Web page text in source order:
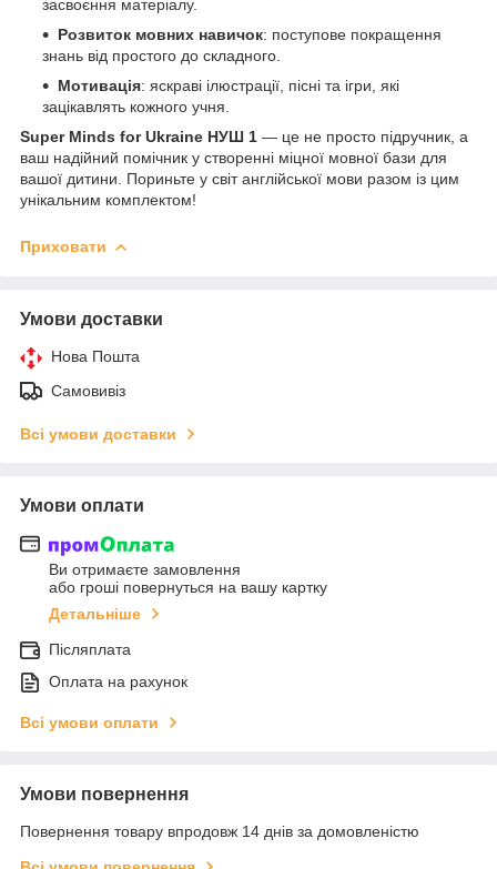
засвоєння матеріалу.
Розвиток мовних навичок: поступове покращення
знань від простого до складного.
Мотивація: яскраві ілюстрації, пісні та ігри, які
зацікавлять кожного учня.
Super Minds for Ukraine НУШ 1 — це не просто підручник, а
ваш надійний помічник у створенні міцної мовної бази для
вашої дитини. Пориньте у світ англійської мови разом із цим
унікальним комплектом!
Приховати
Умови доставки
Нова Пошта
Самовивіз
Всі умови доставки
Умови оплати
Ви отримаєте замовлення
або гроші повернуться на вашу картку
Детальніше
Післяплата
Оплата на рахунок
Всі умови оплати
Умови повернення
Повернення товару впродовж 14 днів за домовленістю